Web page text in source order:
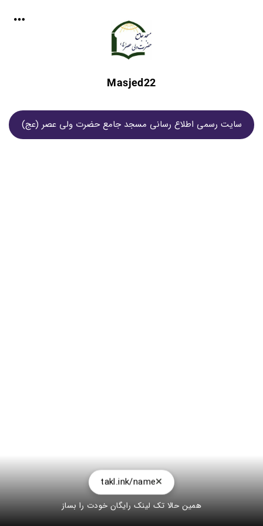
Masjed22
سایت رسمی اطلاع رسانی مسجد جامع حضرت ولی عصر (عج)
takl.ink/name
همین حالا تک لینک رایگان خودت را بساز